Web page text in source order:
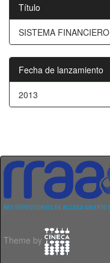
Título
SISTEMA FINANCIERO
Fecha de lanzamiento
2013
Theme by